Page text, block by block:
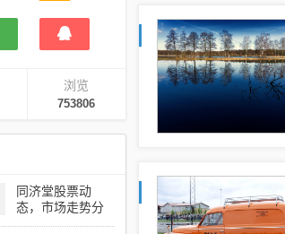
浏览
753806
同济堂股票动
态，市场走势分
析与展望